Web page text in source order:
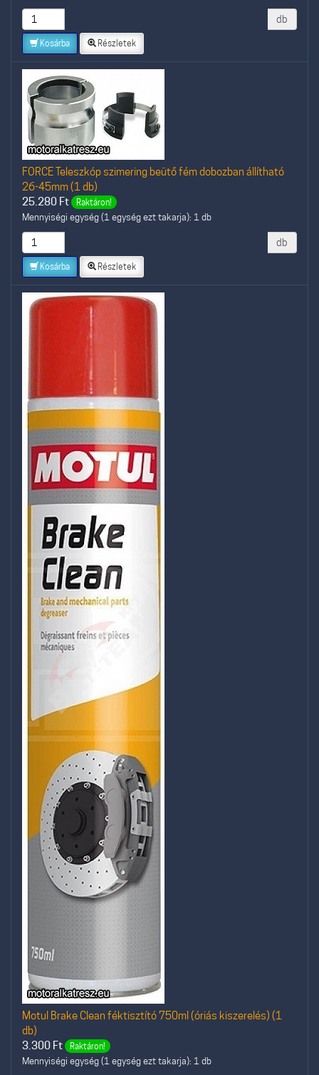
db
Kosárba Részletek
FORCE Teleszkóp szimering beütő fém dobozban állítható
26-45mm (1 db)
25.280 Ft Raktáron!
Mennyiségi egység (1 egység ezt takarja): 1 db
db
Kosárba Részletek
Motul Brake Clean féktisztító 750ml (óriás kiszerelés) (1
db)
3.300 Ft Raktáron!
Mennyiségi egység (1 egység ezt takarja): 1 db